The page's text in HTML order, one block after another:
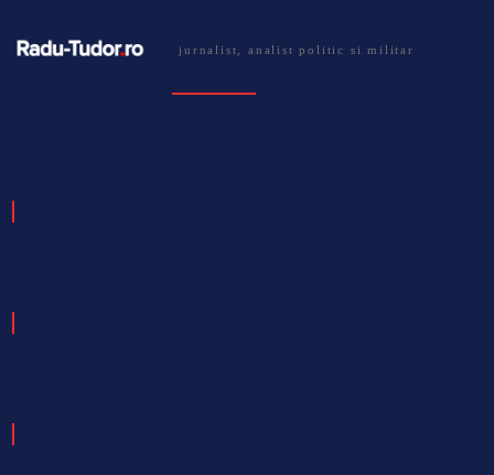
jurnalist, analist politic si militar